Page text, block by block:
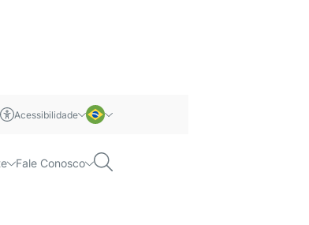
Acessibilidade
Fale Conosco